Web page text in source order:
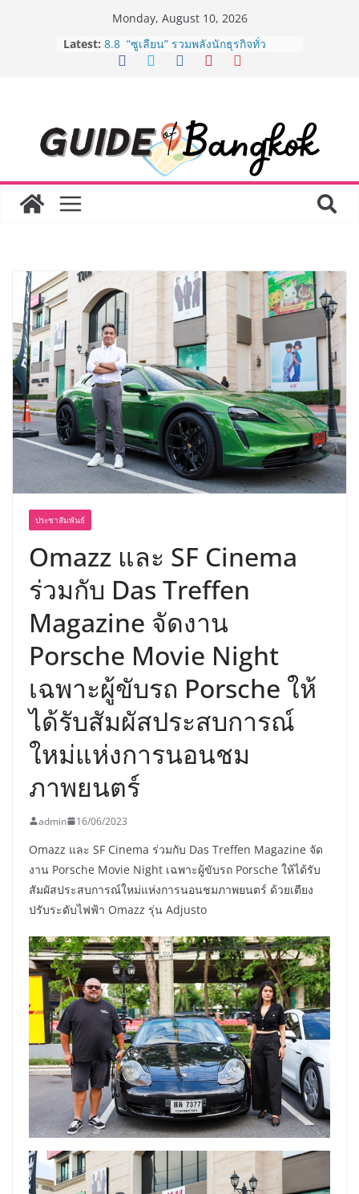
Monday, August 10, 2026
Latest: 8.8 “ซูเลียน” รวมพลังนักธุรกิจทั่ว
ประเทศ จัดประชุมใหญ่แห่งปี พบ CEO
ยาวนานกว่า 20 ปี ต่อยอดเสิร์ฟความ
อร่อย ยกเมนูระดับตำนาน “ข้าวหน้าไก่
ราชวงศ์” พุ่งทะยานสู่น่านฟ้า
BEDO จัดงาน Thailand Nature
Positive Forum 2026 ภายใต้หัวข้อ
Lord” เปิดสงครามกิลด์ข้ามประเทศ
ฉลองเซิร์ฟเวอร์ใหม่ เฮเลนา
Guangzhou Yinghao School เผยวิสัย
ทัศน์การศึกษาที่พร้อมรับอนาคต “เราไม่
ได้เตรียมนักเรียนเพียงเพื่อก้าวเข้าสู่
มหาวิทยาลัยเท่านั้น แต่ยังเตรียมพวก
เขาให้พร้อมเป็นผู้กำหนดอนาคต”
ประชาสัมพันธ์
Omazz และ SF Cinema
ร่วมกับ Das Treffen
Magazine จัดงาน
Porsche Movie Night
เฉพาะผู้ขับรถ Porsche ให้
ได้รับสัมผัสประสบการณ์
ใหม่แห่งการนอนชม
ภาพยนตร์
admin 16/06/2023
Omazz และ SF Cinema ร่วมกับ Das Treffen Magazine จัด
งาน Porsche Movie Night เฉพาะผู้ขับรถ Porsche ให้ได้รับ
สัมผัสประสบการณ์ใหม่แห่งการนอนชมภาพยนตร์ ด้วยเตียง
ปรับระดับไฟฟ้า Omazz รุ่น Adjusto